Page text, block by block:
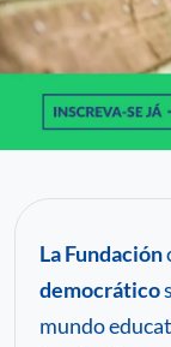
La Fundación
democrático
mundo